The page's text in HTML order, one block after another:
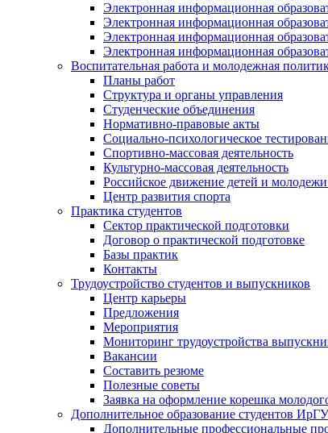
Электронная информационная
Электронная информационная
Электронная информационная
Электронная информационная
Воспитательная работа и молодежная
Планы работ
Структура и органы управления
Студенческие объединения
Нормативно-правовые акты
Социально-психологическое
Спортивно-массовая деятельность
Культурно-массовая деятельность
Российское движение детей и
Центр развития спорта
Практика студентов
Сектор практической подготовки
Договор о практической подготовке
Базы практик
Контакты
Трудоустройство студентов и выпускников
Центр карьеры
Предложения
Мероприятия
Мониторинг трудоустройства
Вакансии
Составить резюме
Полезные советы
Заявка на оформление корешка
Дополнительное образование студентов
Дополнительные профессиональные